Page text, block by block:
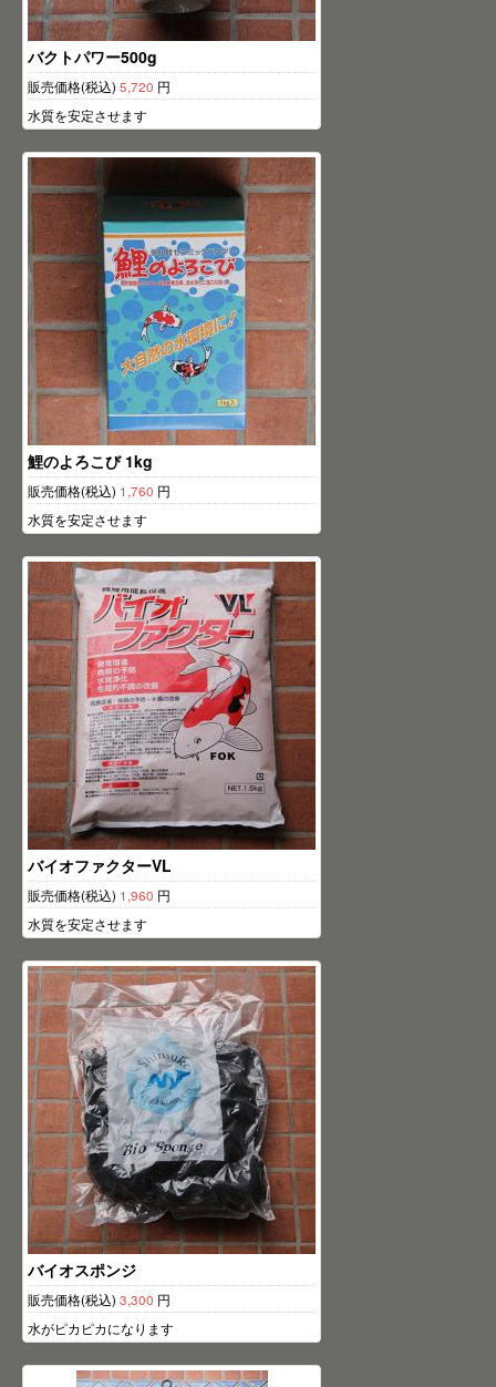
バクトパワー500g
販売価格(税込) 5,720 円
水質を安定させます
鯉のよろこび 1kg
販売価格(税込) 1,760 円
水質を安定させます
バイオファクターVL
販売価格(税込) 1,960 円
水質を安定させます
バイオスポンジ
販売価格(税込) 3,300 円
水がピカピカになります